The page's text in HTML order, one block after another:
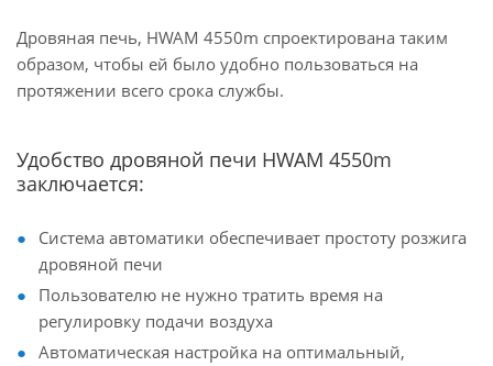
Дровяная печь, HWAM 4550m спроектирована таким
образом, чтобы ей было удобно пользоваться на
протяжении всего срока службы.
Удобство дровяной печи HWAM 4550m
заключается:
Система автоматики обеспечивает простоту розжига
дровяной печи
Пользователю не нужно тратить время на
регулировку подачи воздуха
Автоматическая настройка на оптимальный,